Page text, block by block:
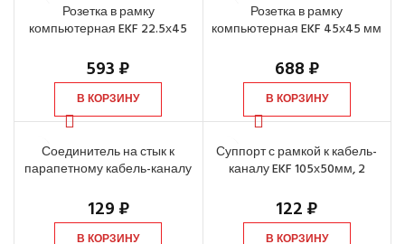
Розетка в рамку
компьютерная EKF 22.5х45
белая
593₽
В КОРЗИНУ
Розетка в рамку
компьютерная EKF 45х45 мм
688₽
В КОРЗИНУ
Соединитель на стык к
парапетному кабель-каналу
129₽
В КОРЗИНУ
Суппорт с рамкой к кабель-
каналу EKF 105х50мм, 2
122₽
В КОРЗИНУ